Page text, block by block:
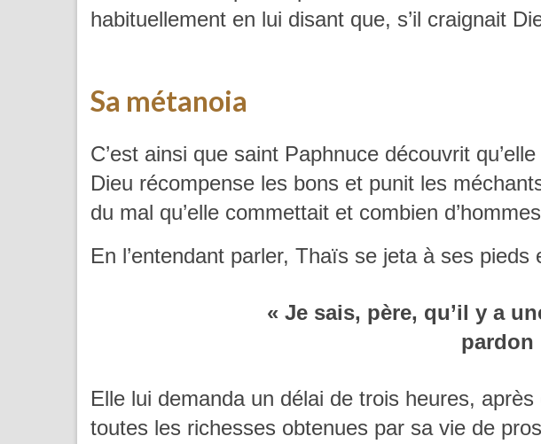
habituellement en lui disant que, s’il craignait
Sa métanoia
C’est ainsi que saint Paphnuce découvrit
Dieu récompense les bons et punit les
du mal qu’elle commettait et combien
En l’entendant parler, Thaïs se jeta à ses
« Je sais, père, qu’il y a
Elle lui demanda un délai de trois heures,
toutes les richesses obtenues par sa vie de